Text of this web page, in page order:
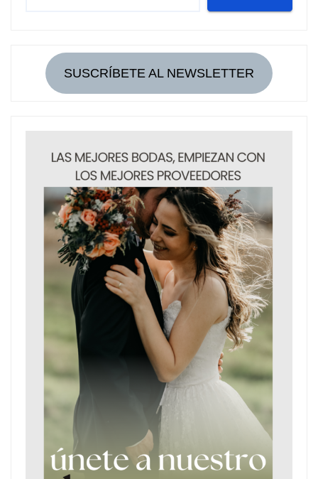
SUSCRÍBETE AL NEWSLETTER